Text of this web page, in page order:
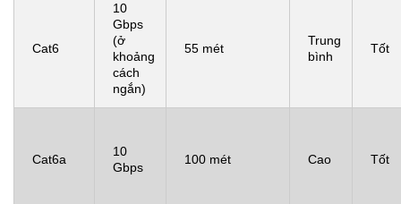
Cat6
10
Gbps
(ở
khoảng
cách
ngắn)
55 mét
Trung
bình
Tốt
Cat6a
10
Gbps
100 mét Cao Tốt